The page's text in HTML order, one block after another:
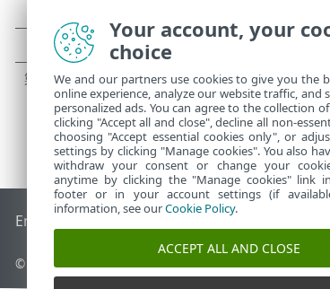
End of Life ESETナレッジベース ESETフォーラム
© 1992 - 2025 ESET, spol. s r.o. - All rights reserved.
Your account, your
choice
We and our partners use cookies to give you the
online experience, analyze our website traffic, and
personalized ads. You can agree to the collection
clicking "Accept all and close", decline all non-
choosing "Accept essential cookies only", or
settings by clicking "Manage cookies". You also
withdraw your consent or change your
anytime by clicking the "Manage cookies" link
footer or in your account settings (if
information, see ourCookie Policy.
ACCEPT ALL AND CLOSE